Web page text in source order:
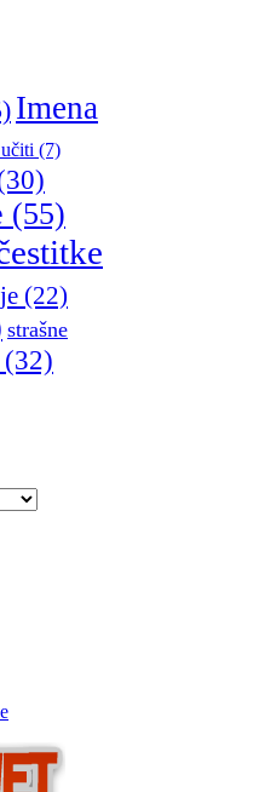
Imena
(7)
(55)
(22)
strašne
(32)